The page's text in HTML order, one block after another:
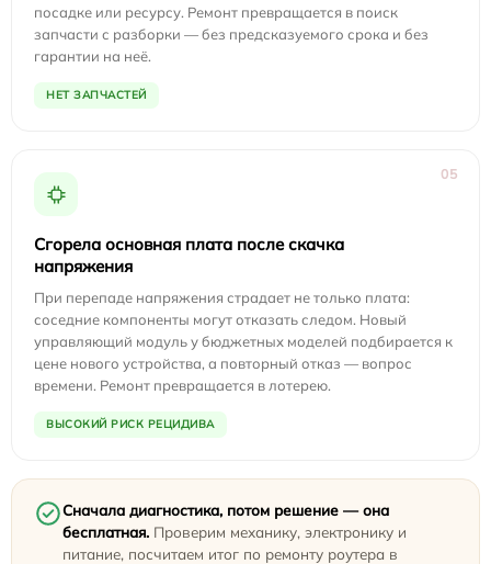
посадке или ресурсу. Ремонт превращается в поиск
запчасти с разборки — без предсказуемого срока и без
гарантии на неё.
НЕТ ЗАПЧАСТЕЙ
05
Сгорела основная плата после скачка
напряжения
При перепаде напряжения страдает не только плата:
соседние компоненты могут отказать следом. Новый
управляющий модуль у бюджетных моделей подбирается к
цене нового устройства, а повторный отказ — вопрос
времени. Ремонт превращается в лотерею.
ВЫСОКИЙ РИСК РЕЦИДИВА
Сначала диагностика, потом решение — она
бесплатная. Проверим механику, электронику и
питание, посчитаем итог по ремонту роутера в